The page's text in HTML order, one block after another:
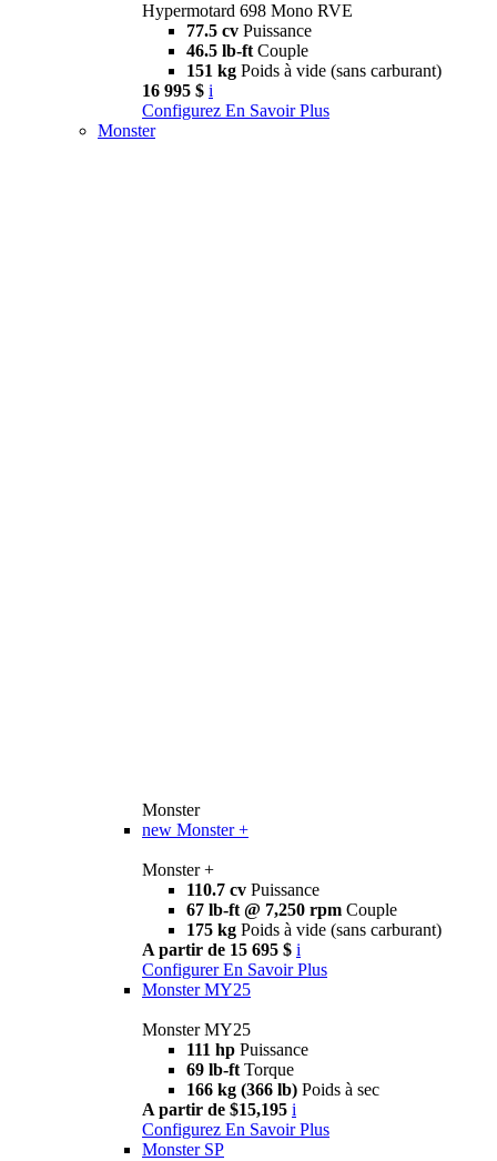
Hypermotard 698 Mono RVE
77.5 cv Puissance
46.5 lb-ft Couple
151 kg Poids à vide (sans carburant)
16 995 $ i
Configurez En Savoir Plus
Monster
Monster
new Monster +
Monster +
110.7 cv Puissance
67 lb-ft @ 7,250 rpm Couple
175 kg Poids à vide (sans carburant)
A partir de 15 695 $ i
Configurer En Savoir Plus
Monster MY25
Monster MY25
111 hp Puissance
69 lb-ft Torque
166 kg (366 lb) Poids à sec
A partir de $15,195 i
Configurez En Savoir Plus
Monster SP